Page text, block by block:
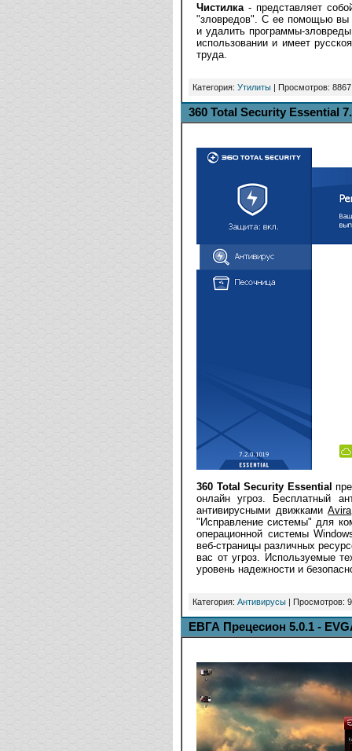
Чистилка - представляет
"зловредов". С ее помощью вы
и удалить программы-
использовании и имеет
труда.
Категория: Утилиты | Просмотров:
360 Total Security Essential
360 Total Security Essential
онлайн угроз. Бесплатный
антивирусными движкамиAvira
"Исправление системы" для
операционной системы
веб-страницы различных
вас от угроз. Используемые
уровень надежности и
Категория: Антивирусы | Просмотров:
ЕВГА Прецесион 5.0.1 -